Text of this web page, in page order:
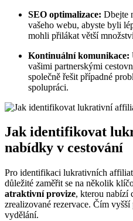
SEO optimalizace: Dbejte
vašeho webu, abyste byli
mohli přilákat větší
Kontinuální komunikace:
vašimi partnerskými
společně řešit případné
spolupráci.
Jak identifikovat
nabídky v cestování
Pro identifikaci lukrativních
důležité zaměřit se na několik
atraktivní provize, kterou nabízí
zrealizované rezervace. Čím
vydělání.